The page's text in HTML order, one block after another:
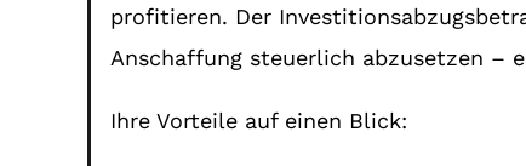
profitieren. Der
Anschaffung steuerlich abzusetzen –
Ihre Vorteile auf einen Blick: